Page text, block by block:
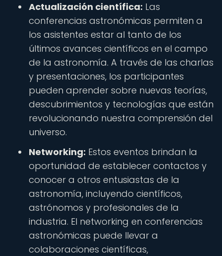
Actualización científica: Las
conferencias astronómicas permiten a
los asistentes estar al tanto de los
últimos avances científicos en el campo
de la astronomía. A través de las charlas
y presentaciones, los participantes
pueden aprender sobre nuevas teorías,
descubrimientos y tecnologías que están
revolucionando nuestra comprensión del
universo.
Networking: Estos eventos brindan la
oportunidad de establecer contactos y
conocer a otros entusiastas de la
astronomía, incluyendo científicos,
astrónomos y profesionales de la
industria. El networking en conferencias
astronómicas puede llevar a
colaboraciones científicas,